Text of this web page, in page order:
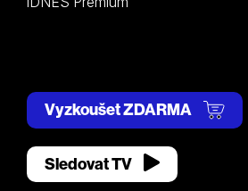
Vyzkoušet ZDARMA
Sledovat TV